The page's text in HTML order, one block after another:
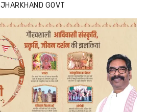
JHARKHAND GOVT